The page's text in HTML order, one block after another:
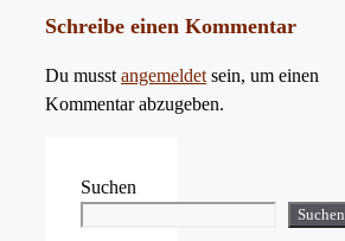
Schreibe einen Kommentar
Du musst angemeldet sein, um einen
Kommentar abzugeben.
Suchen
Suchen